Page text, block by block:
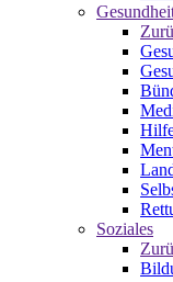
Soziales